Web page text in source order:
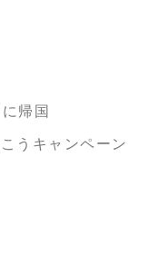
帰国
うキャンペーン